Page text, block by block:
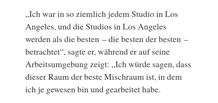
„Ich war in so ziemlich jedem Studio in Los
Angeles, und die Studios in Los Angeles
werden als die besten – die besten der besten –
betrachtet“, sagte er, während er auf seine
Arbeitsumgebung zeigt: „Ich würde sagen, dass
dieser Raum der beste Mischraum ist, in dem
ich je gewesen bin und gearbeitet habe.